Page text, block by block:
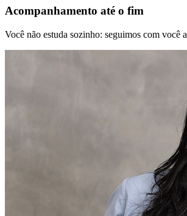
Acompanhamento até o fim
Você não estuda sozinho: seguimos com você